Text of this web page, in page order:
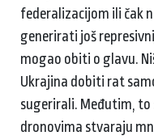
federalizacijom ili čak
generirati još
mogao obiti o glavu.
Ukrajina dobiti rat
sugerirali. Međutim,
dronovima stvaraju